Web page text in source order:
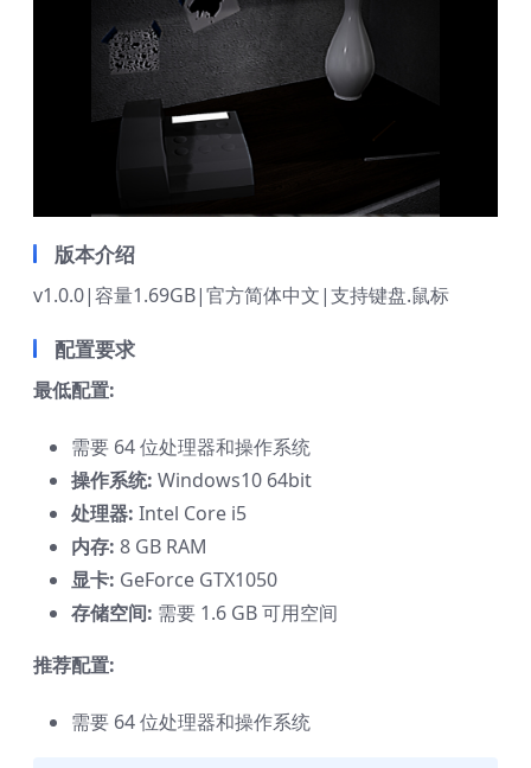
版本介绍
v1.0.0|容量1.69GB|官方简体中文|支持键盘.鼠标
配置要求
最低配置:
需要 64 位处理器和操作系统
操作系统: Windows10 64bit
处理器: Intel Core i5
内存: 8 GB RAM
显卡: GeForce GTX1050
存储空间: 需要 1.6 GB 可用空间
推荐配置:
需要 64 位处理器和操作系统